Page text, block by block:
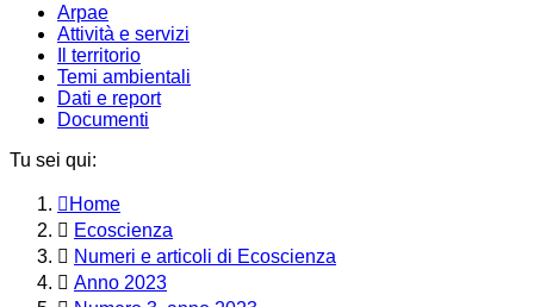
Arpae
Attività e servizi
Il territorio
Temi ambientali
Dati e report
Documenti
Tu sei qui:
Home
Ecoscienza
Numeri e articoli di Ecoscienza
Anno 2023